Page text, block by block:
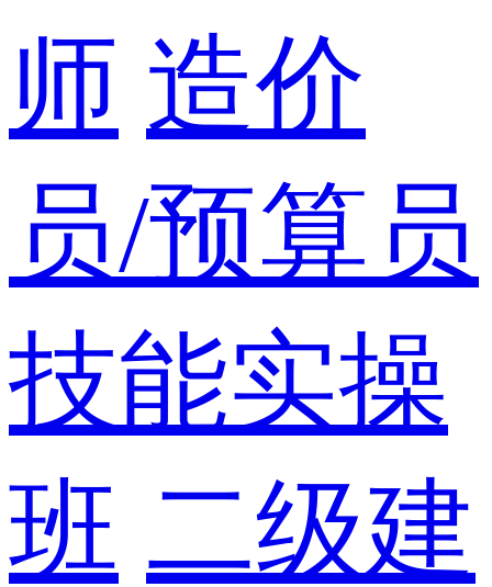
师 造价
员/预算员
技能实操
班 二级建